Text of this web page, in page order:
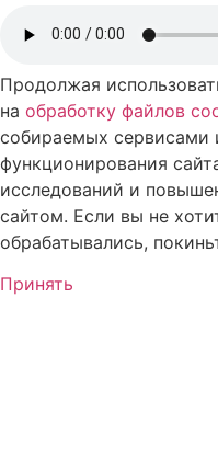
Продолжая
на обработку файлов
собираемых сервисами
функционирования
исследований и
сайтом. Если вы не
обрабатывались,
Принять